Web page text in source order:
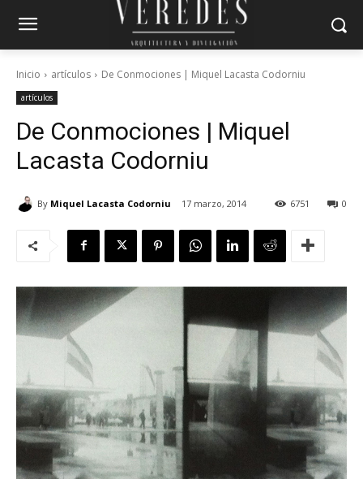
Inicio artículos De Conmociones | Miquel Lacasta Codorniu
artículos
De Conmociones | Miquel
Lacasta Codorniu
By Miquel Lacasta Codorniu 17 marzo, 2014 0
6751